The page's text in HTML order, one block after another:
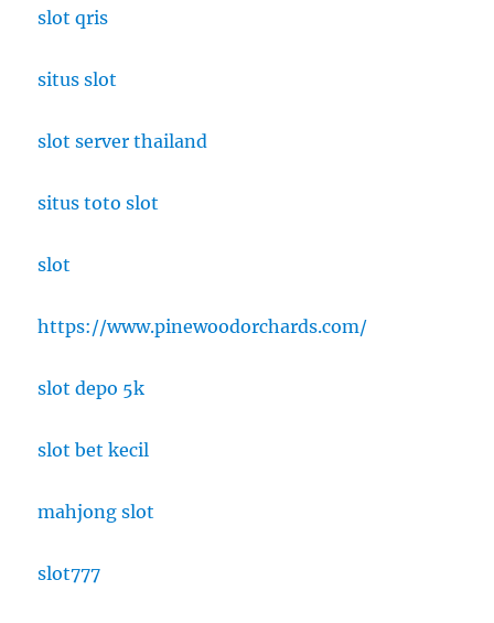
slot qris
situs slot
slot server thailand
situs toto slot
slot
https://www.pinewoodorchards.com/
slot depo 5k
slot bet kecil
mahjong slot
slot777